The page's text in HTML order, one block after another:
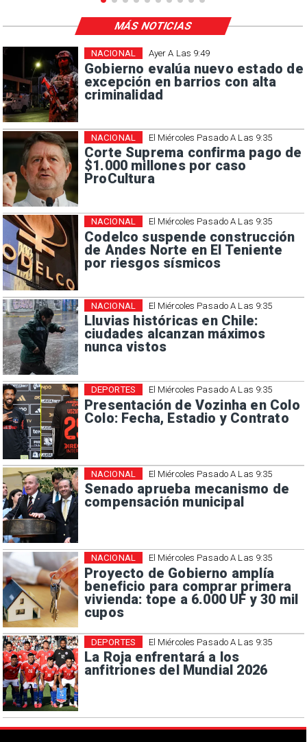
Ayer A Las 9:49
Gobierno evalúa nuevo estado de
excepción en barrios con alta
criminalidad
NACIONAL
El Miércoles Pasado A Las 9:35
Corte Suprema confirma pago de
$1.000 millones por caso
ProCultura
NACIONAL
El Miércoles Pasado A Las 9:35
Codelco suspende construcción
de Andes Norte en El Teniente
por riesgos sísmicos
NACIONAL
El Miércoles Pasado A Las 9:35
Lluvias históricas en Chile:
ciudades alcanzan máximos
nunca vistos
NACIONAL
El Miércoles Pasado A Las 9:35
Presentación de Vozinha en Colo
Colo: Fecha, Estadio y Contrato
DEPORTES
El Miércoles Pasado A Las 9:35
Senado aprueba mecanismo de
compensación municipal
NACIONAL
El Miércoles Pasado A Las 9:35
Proyecto de Gobierno amplía
beneficio para comprar primera
vivienda: tope a 6.000 UF y 30 mil
cupos
NACIONAL
El Miércoles Pasado A Las 9:35
La Roja enfrentará a los
anfitriones del Mundial 2026
DEPORTES
MÁS NOTICIAS